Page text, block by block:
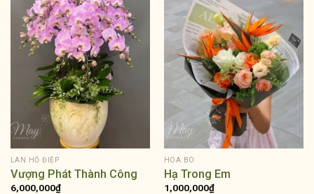
LAN HỒ ĐIỆP
Vượng Phát Thành Công
6,000,000₫
HOA BÓ
Hạ Trong Em
1,000,000₫